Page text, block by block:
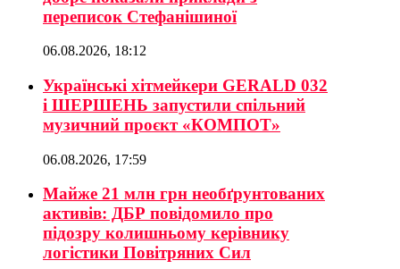
переписок Стефанішиної
06.08.2026, 18:12
Українські хітмейкери GERALD 032
і ШЕРШЕНЬ запустили спільний
музичний проєкт «КОМПОТ»
06.08.2026, 17:59
Майже 21 млн грн необґрунтованих
активів: ДБР повідомило про
підозру колишньому керівнику
логістики Повітряних Сил